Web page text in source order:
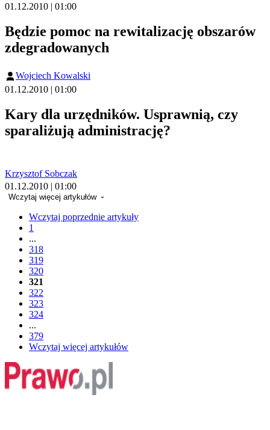
01.12.2010 | 01:00
Będzie pomoc na rewitalizację obszarów
zdegradowanych
Wojciech Kowalski
01.12.2010 | 01:00
Kary dla urzędników. Usprawnią, czy
sparaliżują administrację?
Krzysztof Sobczak
01.12.2010 | 01:00
Wczytaj więcej artykułów
Wczytaj poprzednie artykuły
1
...
318
319
320
321
322
323
324
...
379
Wczytaj więcej artykułów